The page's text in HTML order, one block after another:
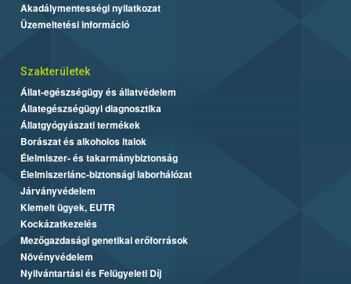
Akadálymentességi nyilatkozat
Üzemeltetési információ
Szakterületek
Állat-egészségügy és állatvédelem
Állategészségügyi diagnosztika
Állatgyógyászati termékek
Borászat és alkoholos italok
Élelmiszer- és takarmánybiztonság
Élelmiszerlánc-biztonsági laborhálózat
Járványvédelem
Kiemelt ügyek, EUTR
Kockázatkezelés
Mezőgazdasági genetikai erőforrások
Növényvédelem
Nyilvántartási és Felügyeleti Díj